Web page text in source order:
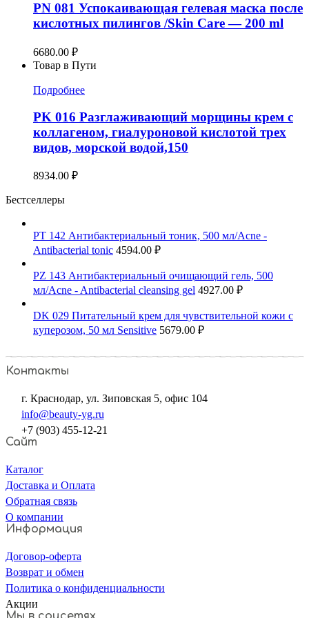
PN 081 Успокаивающая гелевая маска после
кислотных пилингов /Skin Care — 200 ml
6680.00 ₽
Товар в Пути
Подробнее
PK 016 Разглаживающий морщины крем с
коллагеном, гиалуроновой кислотой трех
видов, морской водой,150
8934.00 ₽
Бестселлеры
PT 142 Антибактериальный тоник, 500 мл/Acne -
Antibacterial tonic 4594.00 ₽
PZ 143 Антибактериальный очищающий гель, 500
мл/Acne - Antibacterial cleansing gel 4927.00 ₽
DK 029 Питательный крем для чувствительной кожи с
куперозом, 50 мл Sensitive 5679.00 ₽
Контакты
г. Краснодар, ул. Зиповская 5, офис 104
info@beauty-yg.ru
+7 (903) 455-12-21
Сайт
Каталог
Доставка и Оплата
Обратная связь
О компании
Информация
Договор-оферта
Возврат и обмен
Политика о конфиденциальности
Акции